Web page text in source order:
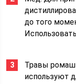
до того
Травы
используют